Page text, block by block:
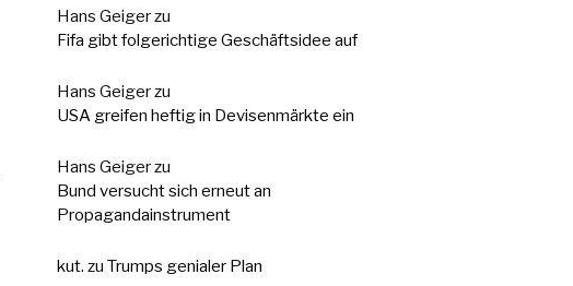
Hans Geigerzu
Fifa gibt folgerichtige Geschäftsidee auf
Hans Geigerzu
USA greifen heftig in Devisenmärkte ein
Hans Geigerzu
Bund versucht sich erneut an
Propagandainstrument
kut. zu Trumps genialer Plan